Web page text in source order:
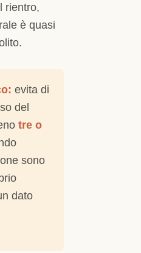
rientro,
è quasi
evita di
del
tre o
sono
dato